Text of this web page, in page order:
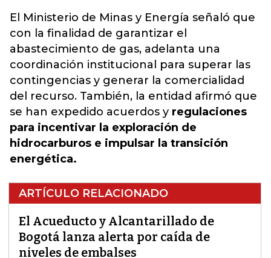
El Ministerio de Minas y Energía señaló que
con la finalidad de garantizar el
abastecimiento de gas, adelanta una
coordinación institucional para superar las
contingencias y generar la comercialidad
del recurso. También, la entidad afirmó que
se han expedido acuerdos y regulaciones
para incentivar la exploración de
hidrocarburos e impulsar la transición
energética.
ARTÍCULO RELACIONADO
El Acueducto y Alcantarillado de
Bogotá lanza alerta por caída de
niveles de embalses